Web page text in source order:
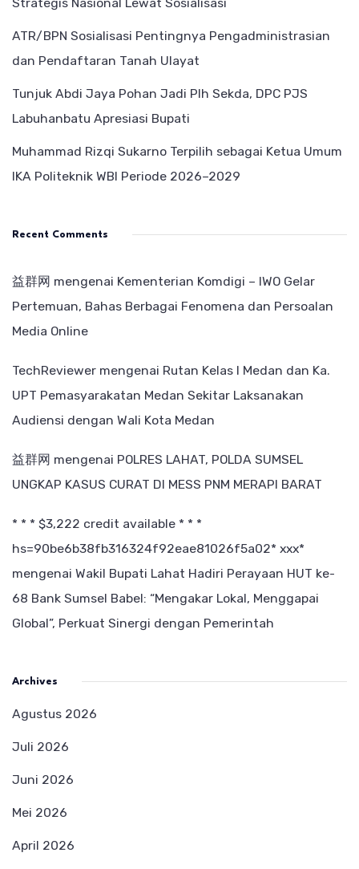
ATR/BPN Sosialisasi Pentingnya Pengadministrasian
dan Pendaftaran Tanah Ulayat
Tunjuk Abdi Jaya Pohan Jadi Plh Sekda, DPC PJS
Labuhanbatu Apresiasi Bupati
Muhammad Rizqi Sukarno Terpilih sebagai Ketua Umum
IKA Politeknik WBI Periode 2026–2029
Recent Comments
益群网 mengenai Kementerian Komdigi – IWO Gelar
Pertemuan, Bahas Berbagai Fenomena dan Persoalan
Media Online
TechReviewer mengenai Rutan Kelas I Medan dan Ka.
UPT Pemasyarakatan Medan Sekitar Laksanakan
Audiensi dengan Wali Kota Medan
益群网 mengenai POLRES LAHAT, POLDA SUMSEL
UNGKAP KASUS CURAT DI MESS PNM MERAPI BARAT
* * * $3,222 credit available * * *
hs=90be6b38fb316324f92eae81026f5a02* ххх*
mengenai Wakil Bupati Lahat Hadiri Perayaan HUT ke-
68 Bank Sumsel Babel: “Mengakar Lokal, Menggapai
Global”, Perkuat Sinergi dengan Pemerintah
Archives
Agustus 2026
Juli 2026
Juni 2026
Mei 2026
April 2026